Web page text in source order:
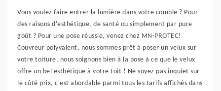
Vous voulez faire entrer la lumière dans votre comble ? Pour
des raisons d'esthétique, de santé ou simplement par pure
goût ? Pour une pose réussie, venez chez MN-PROTEC!
Couvreur polyvalent, nous sommes prêt à poser un velux sur
votre toiture, nous soignons bien à la pose à ce que le velux
offre un bel esthétique à votre toit ! Ne soyez pas inquiet sur
le côté prix, c'est abordable parmi tous les tarifs affichés dans